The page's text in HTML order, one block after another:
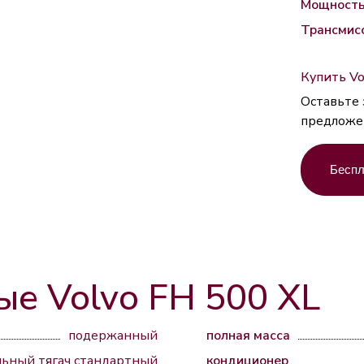
Купить
Оставьте
Volvo FH 500 XL
подержанный
полная масса